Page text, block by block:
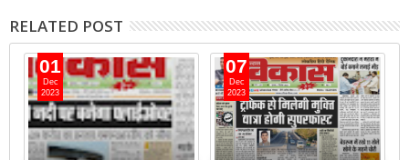
RELATED POST
01
Dec
2023
07
Dec
2023